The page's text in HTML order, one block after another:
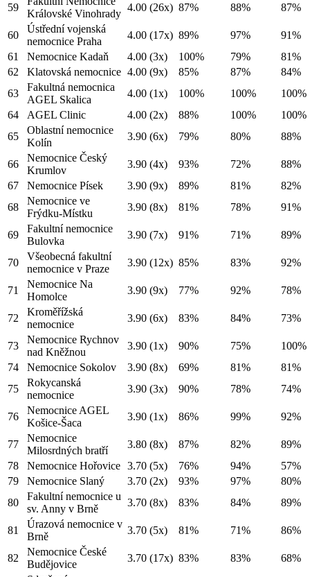
59
Královské Vinohrady
4.00 (26x) 87% 88% 87%
60
Ústřední vojenská
nemocnice Praha
4.00 (17x) 89% 97%
91%
61
Nemocnice Kadaň 4.00 (3x) 100% 79%
81%
62
Klatovská nemocnice 4.00 (9x) 85% 87%
84%
63
Fakultná nemocnica
AGEL Skalica
4.00 (1x) 100% 100%
100%
64
AGEL Clinic 4.00 (2x) 88% 100%
100%
65
Oblastní nemocnice
Kolín
3.90 (6x) 79% 80% 88%
66
Nemocnice Český
Krumlov
3.90 (4x) 93% 72%
88%
67
Nemocnice Písek 3.90 (9x) 89% 81%
82%
68
Nemocnice ve
Frýdku-Místku
3.90 (8x) 81% 78% 91%
69
Fakultní nemocnice
Bulovka
3.90 (7x) 91% 71% 89%
70
Všeobecná fakultní
nemocnice v Praze
3.90 (12x) 85% 83% 92%
71
Nemocnice Na
Homolce
3.90 (9x) 77% 92% 78%
72
Kroměřížská
nemocnice
3.90 (6x) 83% 84% 73%
73
Nemocnice Rychnov
nad Kněžnou
3.90 (1x) 90% 75%
100%
74
Nemocnice Sokolov 3.90 (8x) 69% 81%
81%
75
Rokycanská
nemocnice
3.90 (3x) 90% 78% 74%
76
Nemocnice AGEL
Košice-Šaca
3.90 (1x) 86% 99% 92%
77
Nemocnice
Milosrdných bratří
3.80 (8x) 87% 82%
89%
78
Nemocnice Hořovice 3.70 (5x) 76% 94%
57%
79
Nemocnice Slaný 3.70 (2x) 93% 97%
80%
80
Fakultní nemocnice u
sv. Anny v Brně
3.70 (8x) 83% 84% 89%
81
Úrazová nemocnice v
Brně
3.70 (5x) 81% 71% 86%
82
Nemocnice České
Budějovice
3.70 (17x) 83% 83% 68%